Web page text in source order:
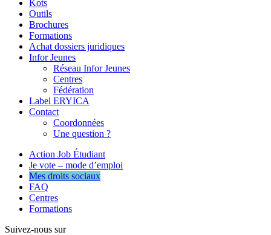
Kots
Outils
Brochures
Formations
Achat dossiers juridiques
Infor Jeunes
Réseau Infor Jeunes
Centres
Fédération
Label ERYICA
Contact
Coordonnées
Une question ?
Action Job Étudiant
Je vote – mode d’emploi
Mes droits sociaux
FAQ
Centres
Formations
Suivez-nous sur